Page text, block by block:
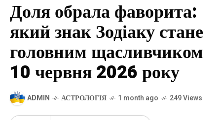
Доля обрала фаворита:
який знак Зодіаку стане
головним щасливчиком
10 червня 2026 року
ADMIN АСТРОЛОГІЯ 1 month ago 249 Views